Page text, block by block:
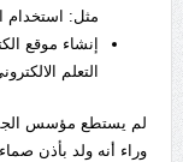
مثل: استخدام
إنشاء موقع
التعلم
لم يستطع مؤسس
وراء أنه ولد بأذن